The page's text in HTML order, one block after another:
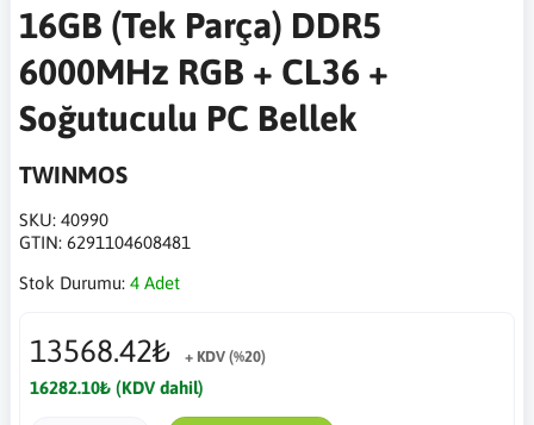
16GB (Tek Parça) DDR5
6000MHz RGB + CL36 +
Soğutuculu PC Bellek
TWINMOS
SKU: 40990
GTIN: 6291104608481
Stok Durumu: 4 Adet
13568.42₺ + KDV (%20)
16282.10₺ (KDV dahil)